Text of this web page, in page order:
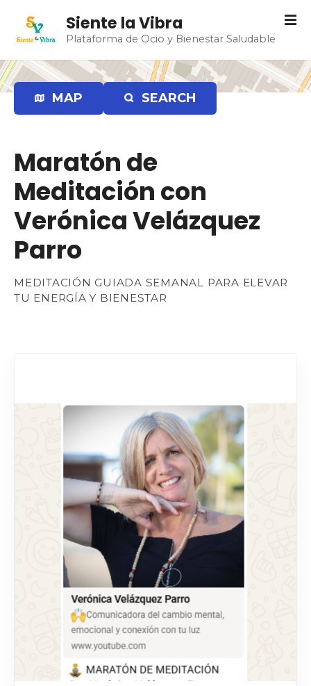
t
a
r
Siente la Vibra
Plataforma de Ocio y Bienestar Saludable
MAP SEARCH
Maratón de
Meditación con
Verónica Velázquez
Parro
MEDITACIÓN GUIADA SEMANAL PARA ELEVAR
TU ENERGÍA Y BIENESTAR